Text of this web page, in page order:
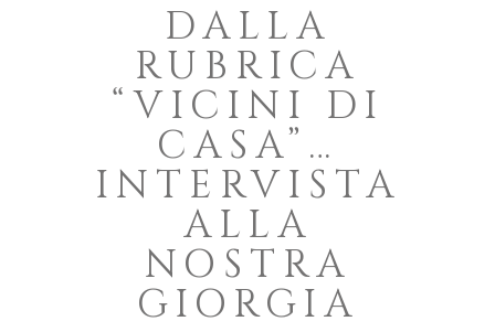
DALLA
RUBRICA
“VICINI DI
CASA”…
INTERVISTA
ALLA
NOSTRA
GIORGIA